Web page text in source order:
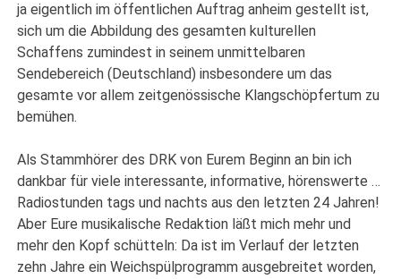
ja eigentlich im öffentlichen Auftrag anheim gestellt ist,
sich um die Abbildung des gesamten kulturellen
Schaffens zumindest in seinem unmittelbaren
Sendebereich (Deutschland) insbesondere um das
gesamte vor allem zeitgenössische Klangschöpfertum zu
bemühen.
Als Stammhörer des DRK von Eurem Beginn an bin ich
dankbar für viele interessante, informative, hörenswerte …
Radiostunden tags und nachts aus den letzten 24 Jahren!
Aber Eure musikalische Redaktion läßt mich mehr und
mehr den Kopf schütteln: Da ist im Verlauf der letzten
zehn Jahre ein Weichspülprogramm ausgebreitet worden,